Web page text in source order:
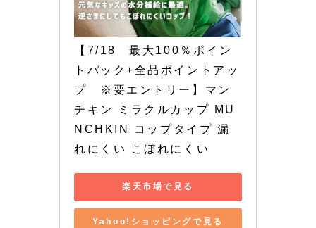
【7/18　最大100％ポイン
トバック+全品ポイントアッ
プ　※要エントリー】マン
チキン ミラクルカップ MU
NCHKIN コップタイプ 漏
れにくい こぼれにくい
楽天市場で見る
Yahoo!ショッピングで見る